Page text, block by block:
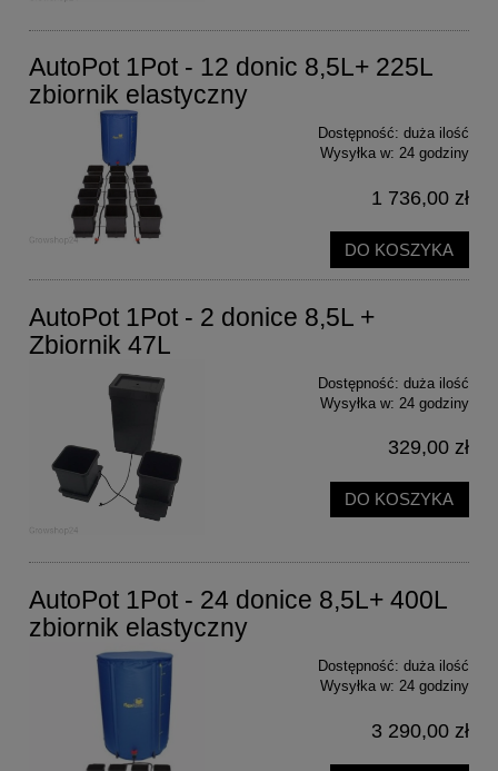
AutoPot 1Pot - 12 donic 8,5L+ 225L
zbiornik elastyczny
Dostępność: duża ilość
Wysyłka w: 24 godziny
1 736,00 zł
DO KOSZYKA
AutoPot 1Pot - 2 donice 8,5L +
Zbiornik 47L
Dostępność: duża ilość
Wysyłka w: 24 godziny
329,00 zł
DO KOSZYKA
AutoPot 1Pot - 24 donice 8,5L+ 400L
zbiornik elastyczny
Dostępność: duża ilość
Wysyłka w: 24 godziny
3 290,00 zł